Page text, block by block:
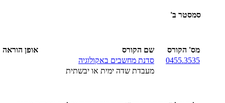
סמסטר ב'
מס' הקורס שם הקורס
אופן הוראה
0455.3535
סדנת מחשבים באקולוגיה
מעבדת שדה ימית או יבשתית